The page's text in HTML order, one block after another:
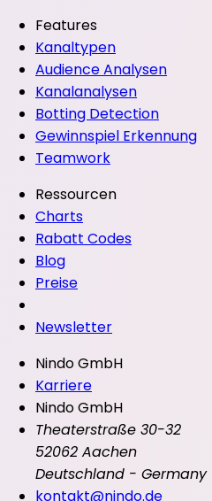
Features
Kanaltypen
Audience Analysen
Kanalanalysen
Botting Detection
Gewinnspiel Erkennung
Teamwork
Ressourcen
Charts
Rabatt Codes
Blog
Preise
Newsletter
Nindo GmbH
Karriere
Nindo GmbH
Theaterstraße 30-32
52062 Aachen
Deutschland - Germany
kontakt@nindo.de